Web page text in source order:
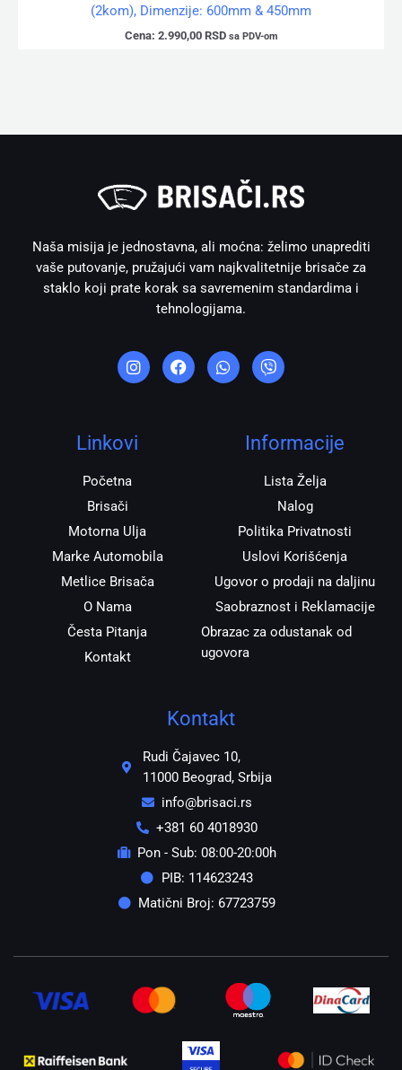
(2kom), Dimenzije: 600mm & 450mm
Cena: 2.990,00 RSD sa PDV-om
Naša misija je jednostavna, ali moćna: želimo unaprediti
vaše putovanje, pružajući vam najkvalitetnije brisače za
staklo koji prate korak sa savremenim standardima i
tehnologijama.
n
s
t
r
a
a
c
e
h
a
t
i
b
e
Linkovi
Početna
Brisači
Motorna Ulja
Marke Automobila
Metlice Brisača
O Nama
Česta Pitanja
Kontakt
Informacije
Lista Želja
Nalog
Politika Privatnosti
Uslovi Korišćenja
Ugovor o prodaji na daljinu
Saobraznost i Reklamacije
Obrazac za odustanak od
ugovora
Kontakt
Rudi Čajavec 10,
11000 Beograd, Srbija
info@brisaci.rs
+381 60 4018930
Pon - Sub: 08:00-20:00h
PIB: 114623243
Matični Broj: 67723759